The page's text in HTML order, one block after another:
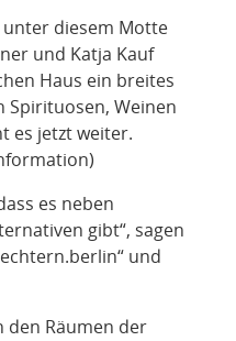
unter diesem Motte
und Katja Kauf
Haus ein breites
Weinen
es jetzt weiter.
es neben
gibt“, sagen
und
den Räumen der